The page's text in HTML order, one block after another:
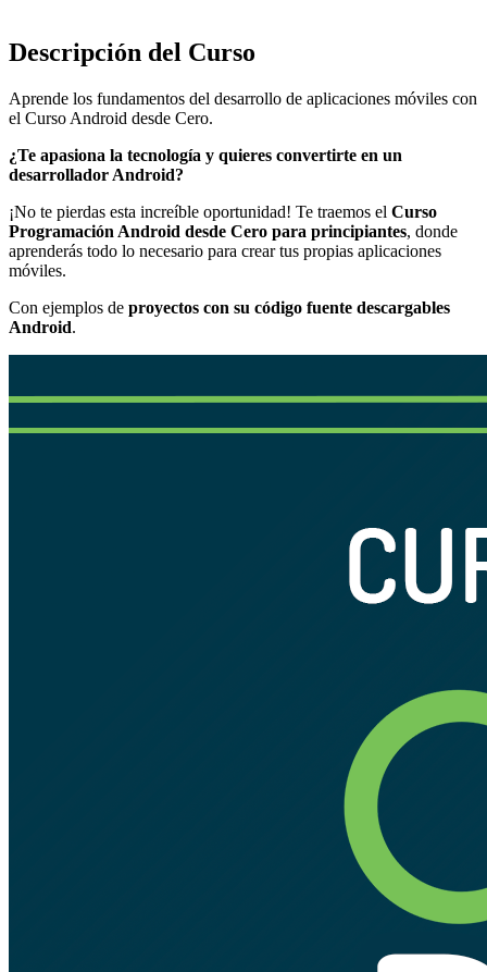
Descripción del Curso
Aprende los fundamentos del desarrollo de aplicaciones móviles con
el Curso Android desde Cero.
¿Te apasiona la tecnología y quieres convertirte en un
desarrollador Android?
¡No te pierdas esta increíble oportunidad! Te traemos el Curso
Programación Android desde Cero para principiantes, donde
aprenderás todo lo necesario para crear tus propias aplicaciones
móviles.
Con ejemplos de proyectos con su código fuente descargables
Android.